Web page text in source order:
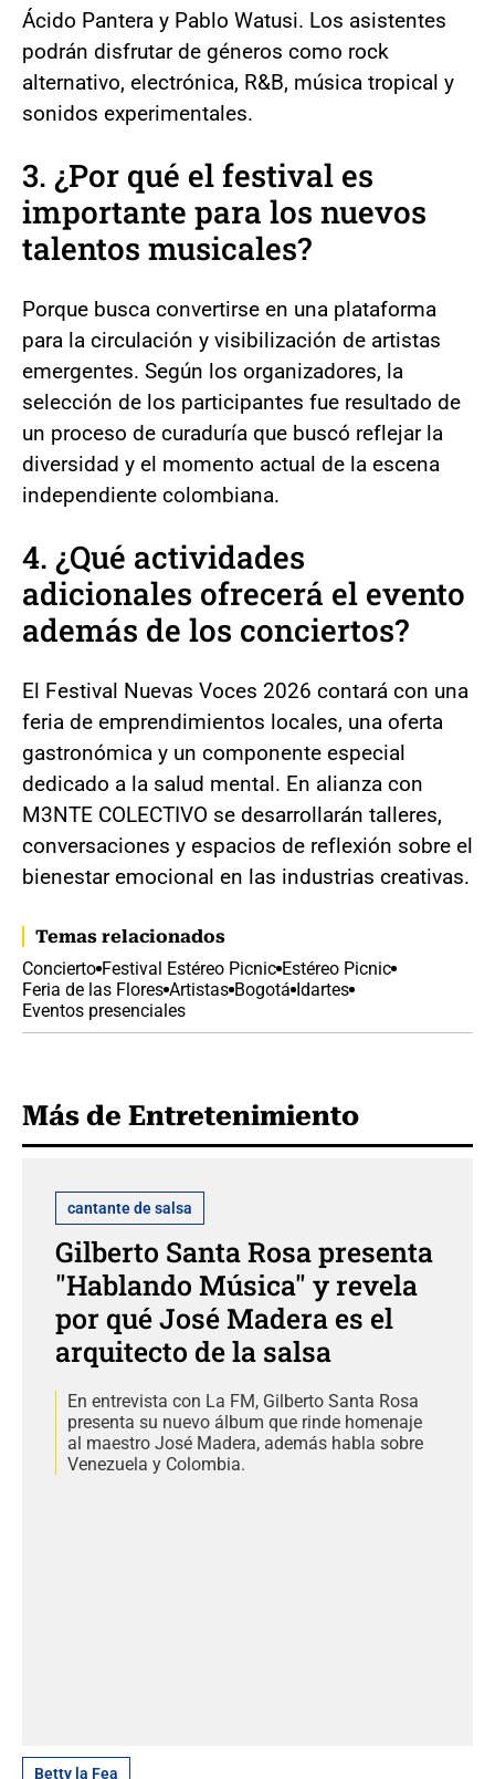
Ácido Pantera y Pablo Watusi. Los asistentes
podrán disfrutar de géneros como rock
alternativo, electrónica, R&B, música tropical y
sonidos experimentales.
3. ¿Por qué el festival es
importante para los nuevos
talentos musicales?
Porque busca convertirse en una plataforma
para la circulación y visibilización de artistas
emergentes. Según los organizadores, la
selección de los participantes fue resultado de
un proceso de curaduría que buscó reflejar la
diversidad y el momento actual de la escena
independiente colombiana.
4. ¿Qué actividades
adicionales ofrecerá el evento
además de los conciertos?
El Festival Nuevas Voces 2026 contará con una
feria de emprendimientos locales, una oferta
gastronómica y un componente especial
dedicado a la salud mental. En alianza con
M3NTE COLECTIVO se desarrollarán talleres,
conversaciones y espacios de reflexión sobre el
bienestar emocional en las industrias creativas.
Temas relacionados
Concierto Festival Estéreo Picnic Estéreo Picnic
Feria de las Flores Artistas Bogotá Idartes
Eventos presenciales
Más de Entretenimiento
cantante de salsa
Gilberto Santa Rosa presenta
"Hablando Música" y revela
por qué José Madera es el
arquitecto de la salsa
En entrevista con La FM, Gilberto Santa Rosa
presenta su nuevo álbum que rinde homenaje
al maestro José Madera, además habla sobre
Venezuela y Colombia.
Betty la Fea